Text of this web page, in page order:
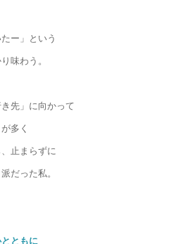
ー」という
味わう。
先」に向かって
多く
止まらずに
だった私。
ともに